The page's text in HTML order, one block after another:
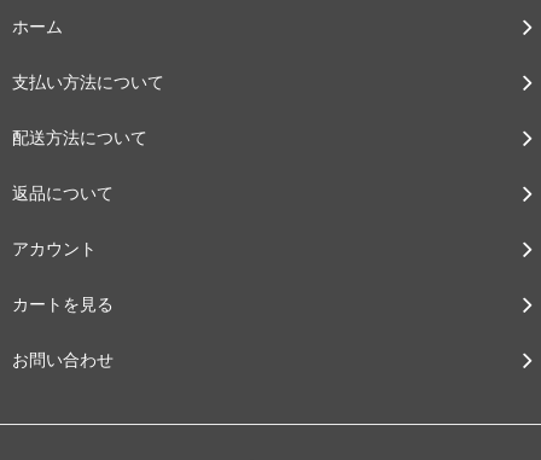
ホーム
支払い方法について
配送方法について
返品について
アカウント
カートを見る
お問い合わせ